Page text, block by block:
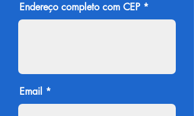
Endereço completo com CEP
Email